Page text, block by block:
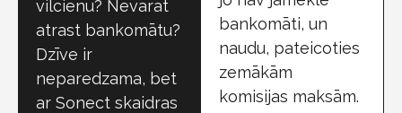
vilcienu? Nevarat
atrast bankomātu?
Dzīve ir
neparedzama, bet
ar Sonect skaidras
bankomāti, un
naudu, pateicoties
zemākām
komisijas maksām.